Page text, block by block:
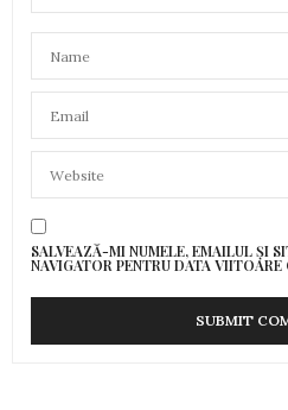
SALVEAZĂ-MI NUMELE, EMAILUL ȘI
NAVIGATOR PENTRU DATA